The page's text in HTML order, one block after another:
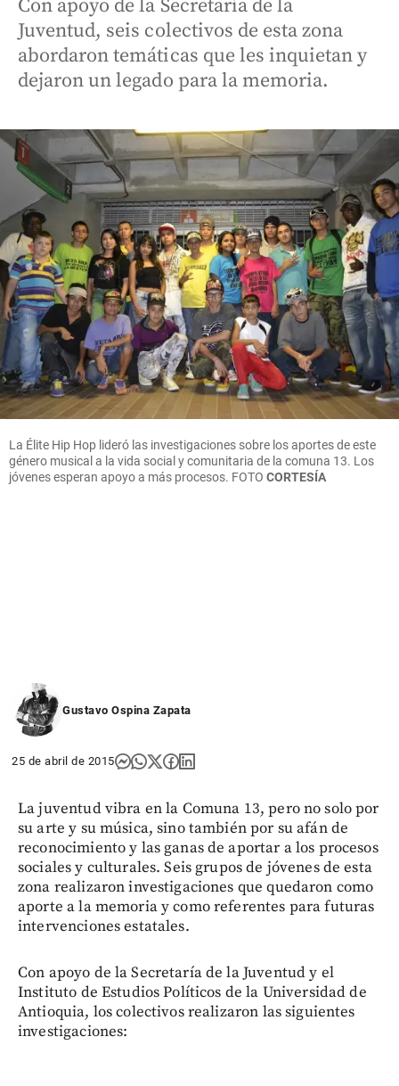
Con apoyo de la Secretaría de la
Juventud, seis colectivos de esta zona
abordaron temáticas que les inquietan y
dejaron un legado para la memoria.
La Élite Hip Hop lideró las investigaciones sobre los aportes de este
género musical a la vida social y comunitaria de la comuna 13. Los
jóvenes esperan apoyo a más procesos. FOTO CORTESÍA
Gustavo Ospina Zapata
25 de abril de 2015
La juventud vibra en la Comuna 13, pero no solo por
su arte y su música, sino también por su afán de
reconocimiento y las ganas de aportar a los procesos
sociales y culturales. Seis grupos de jóvenes de esta
zona realizaron investigaciones que quedaron como
aporte a la memoria y como referentes para futuras
intervenciones estatales.
Con apoyo de la Secretaría de la Juventud y el
Instituto de Estudios Políticos de la Universidad de
Antioquia, los colectivos realizaron las siguientes
investigaciones: